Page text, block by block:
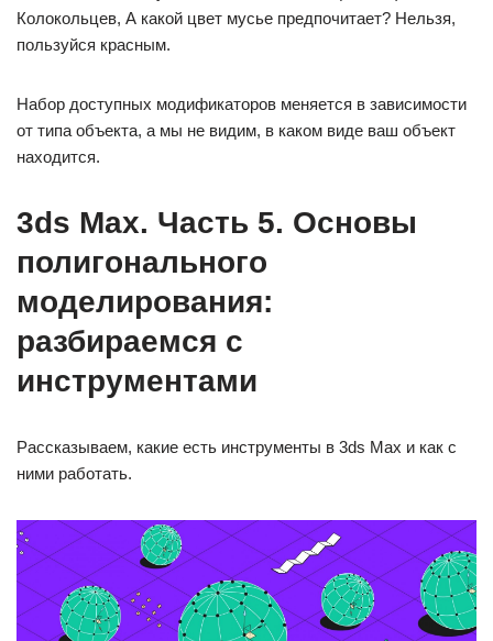
Колокольцев, А какой цвет мусье предпочитает? Нельзя,
пользуйся красным.
Набор доступных модификаторов меняется в зависимости
от типа объекта, а мы не видим, в каком виде ваш объект
находится.
3ds Max. Часть 5. Основы
полигонального
моделирования:
разбираемся с
инструментами
Рассказываем, какие есть инструменты в 3ds Max и как с
ними работать.